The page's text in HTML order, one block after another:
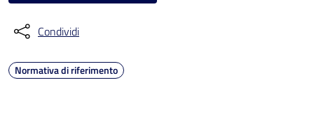
Condividi
Normativa di riferimento